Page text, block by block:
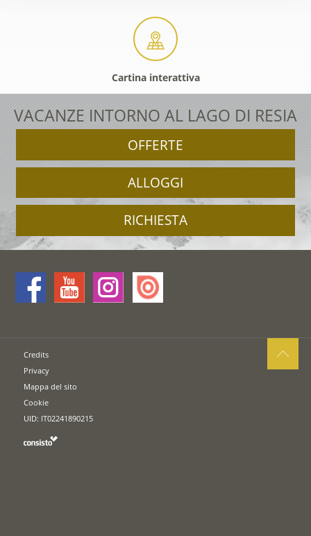
Cartina interattiva
VACANZE INTORNO AL LAGO DI RESIA
OFFERTE
ALLOGGI
RICHIESTA
Credits
Privacy
Mappa del sito
Cookie
UID: IT02241890215